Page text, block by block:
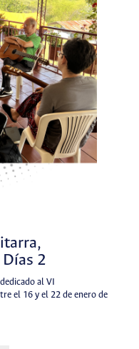
2
al VI
el 16 y el 22 de enero de